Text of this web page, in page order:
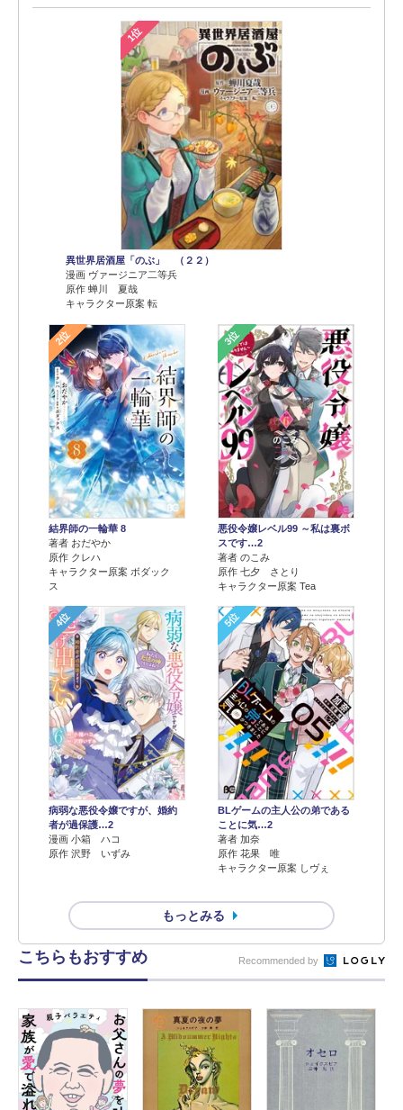
1位
異世界居酒屋「のぶ」 （２２）
漫画 ヴァージニア二等兵
原作 蝉川 夏哉
キャラクター原案 転
2位
結界師の一輪華 8
著者 おだやか
原作 クレハ
キャラクター原案 ボダック
ス
3位
悪役令嬢レベル99 ～私は裏ボ
スです…2
著者 のこみ
原作 七夕 さとり
キャラクター原案 Tea
4位
病弱な悪役令嬢ですが、婚約
者が過保護…2
漫画 小箱 ハコ
原作 沢野 いずみ
5位
BLゲームの主人公の弟である
ことに気…2
著者 加奈
原作 花果 唯
キャラクター原案 しヴぇ
もっとみる
こちらもおすすめ Recommended by